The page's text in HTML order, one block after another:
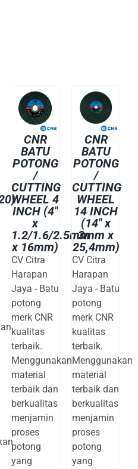
CNR
BATU
POTONG
/
CUTTING
WHEEL 4
INCH (4″
x
1.2/1.6/2.5mm
x 16mm)
CV Citra
Harapan
Jaya - Batu
potong
merk CNR
kualitas
terbaik.
Menggunakan
material
terbaik dan
berkualitas
menjamin
proses
potong
yang
CNR
BATU
POTONG
/
CUTTING
WHEEL
14 INCH
(14″ x
3mm x
25,4mm)
CV Citra
Harapan
Jaya - Batu
potong
merk CNR
kualitas
terbaik.
Menggunakan
material
terbaik dan
berkualitas
menjamin
proses
potong
yang